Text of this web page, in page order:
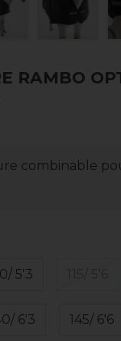
RAMBO
combinable
5'3
6'3 145/ 6'6